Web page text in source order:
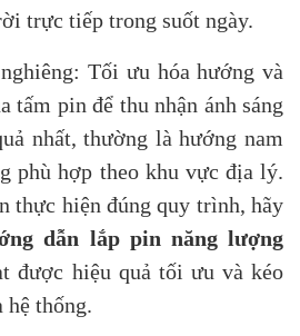
trực tiếp trong suốt ngày.
Tối ưu hóa hướng và
tấm pin để thu nhận ánh sáng
nhất, thường là hướng nam
phù hợp theo khu vực địa lý.
thực hiện đúng quy trình, hãy
dẫn lắp pin năng lượng
được hiệu quả tối ưu và kéo
hệ thống.